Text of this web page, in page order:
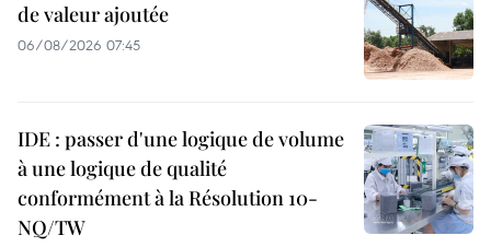
de valeur ajoutée
06/08/2026 07:45
IDE : passer d'une logique de volume
à une logique de qualité
conformément à la Résolution 10-
NQ/TW